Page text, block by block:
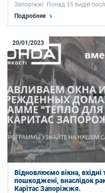
Запоріжжі. Понад 35 видів
Гарантія Сучасні пластикові
потребують обслуговування.
Подробнее
20/01/2023
Відновлюємо вікна, вхідні
пошкоджені, внаслідок
Карітас Запоріжжя.